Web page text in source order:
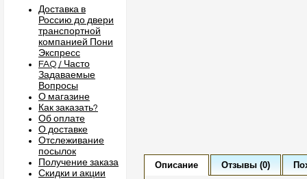
Доставка в
Россию до двери
транспортной
компанией Пони
Экспресс
FAQ / Часто
Задаваемые
Вопросы
О магазине
Как заказать?
Об оплате
О доставке
Отслеживание
посылок
Получение заказа
Скидки и акции
Описание Отзывы (0)